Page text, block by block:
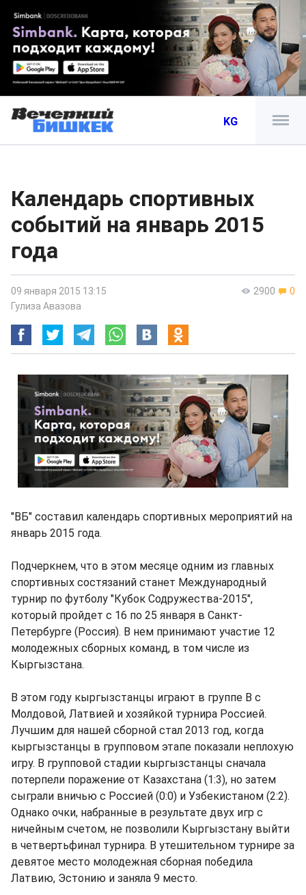
KG
Календарь спортивных
событий на январь 2015
года
2900 0
09 января 2015 13:15
Гулиза Авазова
"ВБ" составил календарь спортивных мероприятий на
январь 2015 года.
Подчеркнем, что в этом месяце одним из главных
спортивных состязаний станет Международный
турнир по футболу "Кубок Содружества-2015",
который пройдет с 16 по 25 января в Санкт-
Петербурге (Россия). В нем принимают участие 12
молодежных сборных команд, в том числе из
Кыргызстана.
В этом году кыргызстанцы играют в группе В с
Молдовой, Латвией и хозяйкой турнира Россией.
Лучшим для нашей сборной стал 2013 год, когда
кыргызстанцы в групповом этапе показали неплохую
игру. В групповой стадии кыргызстанцы сначала
потерпели поражение от Казахстана (1:3), но затем
сыграли вничью с Россией (0:0) и Узбекистаном (2:2).
Однако очки, набранные в результате двух игр с
ничейным счетом, не позволили Кыргызстану выйти
в четвертьфинал турнира. В утешительном турнире за
девятое место молодежная сборная победила
Латвию, Эстонию и заняла 9 место.